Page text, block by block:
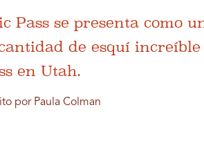
Pass se presenta como
de esquí
en Utah.
por Paula Colman